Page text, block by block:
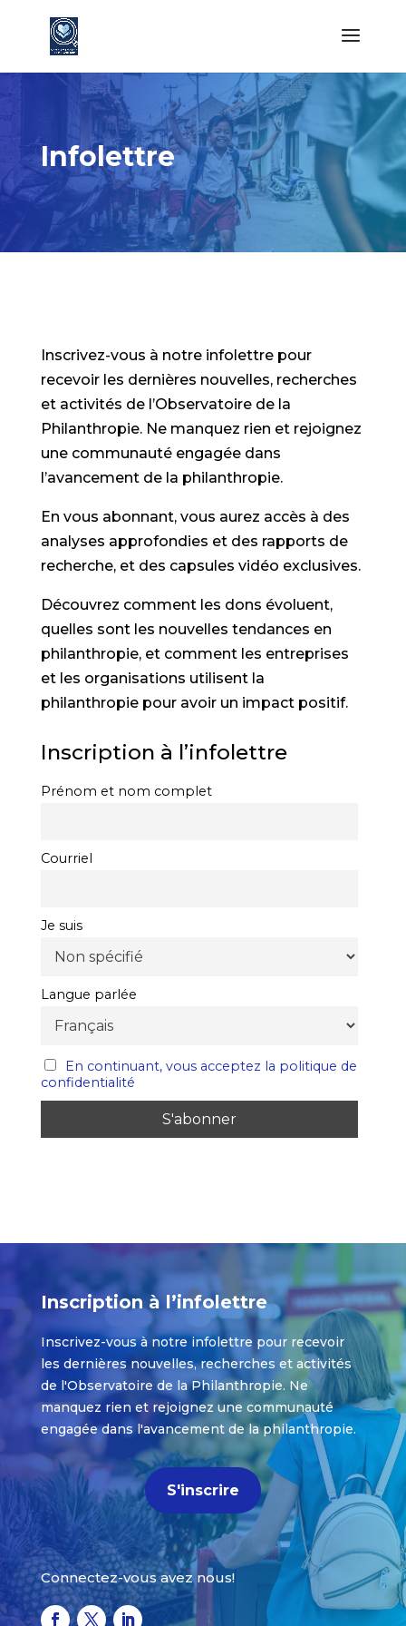
Infolettre
Inscrivez-vous à notre infolettre pour
recevoir les dernières nouvelles, recherches
et activités de l’Observatoire de la
Philanthropie. Ne manquez rien et rejoignez
une communauté engagée dans
l’avancement de la philanthropie.
En vous abonnant, vous aurez accès à des
analyses approfondies et des rapports de
recherche, et des capsules vidéo exclusives.
Découvrez comment les dons évoluent,
quelles sont les nouvelles tendances en
philanthropie, et comment les entreprises
et les organisations utilisent la
philanthropie pour avoir un impact positif.
Inscription à l’infolettre
Prénom et nom complet
Courriel
Je suis
Langue parlée
En continuant, vous acceptez la politique de
confidentialité
Inscription à l’infolettre
Inscrivez-vous à notre infolettre pour recevoir
les dernières nouvelles, recherches et activités
de l'Observatoire de la Philanthropie. Ne
manquez rien et rejoignez une communauté
engagée dans l'avancement de la philanthropie.
S'inscrire
Connectez-vous avez nous!